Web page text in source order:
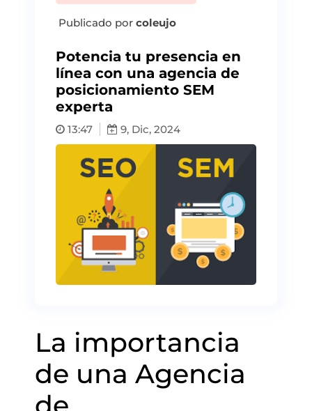
Publicado por coleujo
Potencia tu presencia en
línea con una agencia de
posicionamiento SEM
experta
13:47 9, Dic, 2024
La importancia
de una Agencia